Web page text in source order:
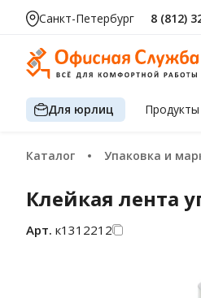
Санкт-Петербург 8 (812)
Для юрлиц
Каталог Упаковка и
Клейкая лента
Арт. к1312212